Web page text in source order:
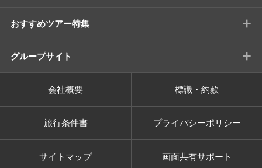
おすすめツアー特集 +
グループサイト +
会社概要 標識・約款
旅行条件書 プライバシーポリシー
サイトマップ 画面共有サポート